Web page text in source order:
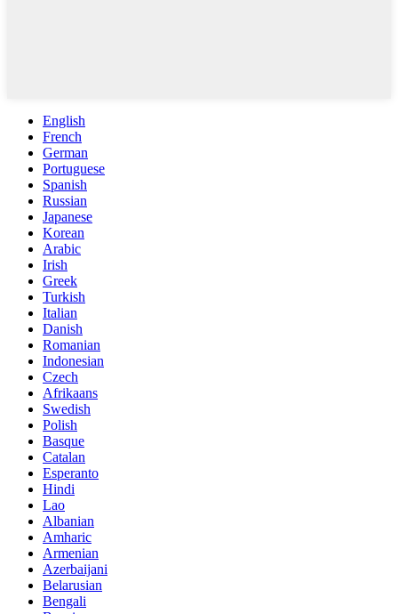
English
French
German
Portuguese
Spanish
Russian
Japanese
Korean
Arabic
Irish
Greek
Turkish
Italian
Danish
Romanian
Indonesian
Czech
Afrikaans
Swedish
Polish
Basque
Catalan
Esperanto
Hindi
Lao
Albanian
Amharic
Armenian
Azerbaijani
Belarusian
Bengali